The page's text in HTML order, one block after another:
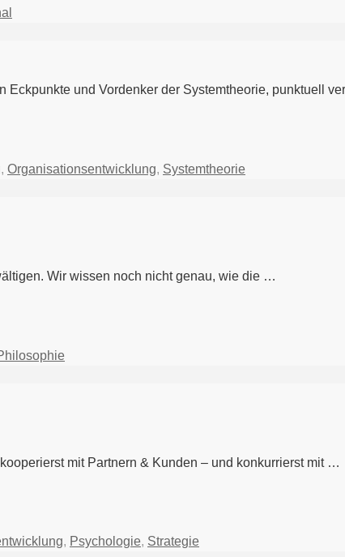
und Vordenker der Systemtheorie, punktuell
, Organisationsentwicklung, Systemtheorie
Wir wissen noch nicht genau, wie die …
mit Partnern & Kunden – und konkurrierst mit …
, Psychologie, Strategie